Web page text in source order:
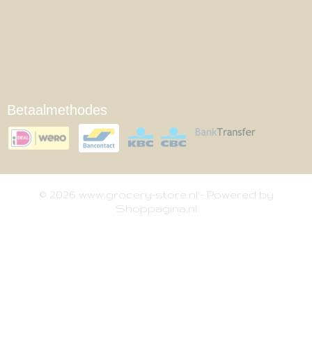
Betaalmethodes
© 2026 www.grocery-store.nl - Powered by
Shoppagina.nl